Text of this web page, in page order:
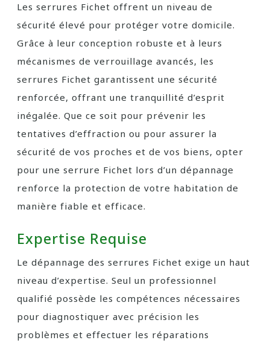
Les serrures Fichet offrent un niveau de
sécurité élevé pour protéger votre domicile.
Grâce à leur conception robuste et à leurs
mécanismes de verrouillage avancés, les
serrures Fichet garantissent une sécurité
renforcée, offrant une tranquillité d’esprit
inégalée. Que ce soit pour prévenir les
tentatives d’effraction ou pour assurer la
sécurité de vos proches et de vos biens, opter
pour une serrure Fichet lors d’un dépannage
renforce la protection de votre habitation de
manière fiable et efficace.
Expertise Requise
Le dépannage des serrures Fichet exige un haut
niveau d’expertise. Seul un professionnel
qualifié possède les compétences nécessaires
pour diagnostiquer avec précision les
problèmes et effectuer les réparations